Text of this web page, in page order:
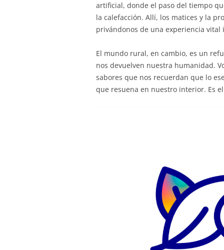
artificial, donde el paso del tiempo
la calefacción. Allí, los matices y la
privándonos de una experiencia vital
El mundo rural, en cambio, es un
nos devuelven nuestra humanidad.
sabores que nos recuerdan que lo
que resuena en nuestro interior. Es